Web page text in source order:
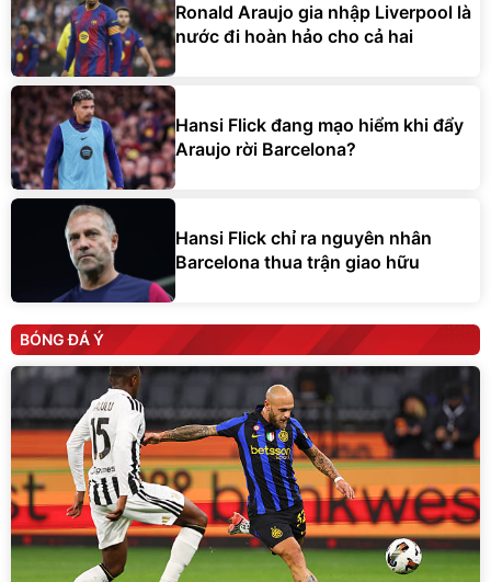
Ronald Araujo gia nhập Liverpool là
nước đi hoàn hảo cho cả hai
Hansi Flick đang mạo hiểm khi đẩy
Araujo rời Barcelona?
Hansi Flick chỉ ra nguyên nhân
Barcelona thua trận giao hữu
BÓNG ĐÁ Ý